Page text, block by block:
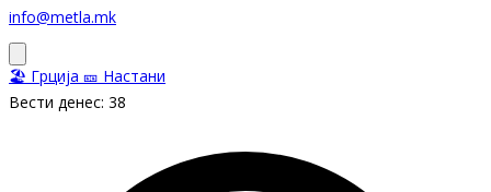
info@metla.mk
🏖️ Грција 🎫 Настани
Вести денес: 38